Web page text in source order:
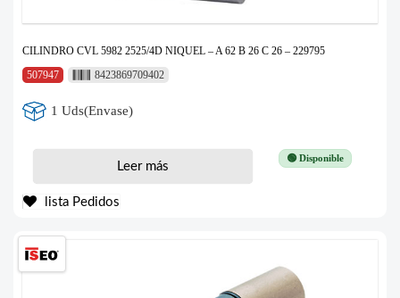
CILINDRO CVL 5982 2525/4D NIQUEL – A 62 B 26 C 26 – 229795
507947
8423869709402
1 Uds(Envase)
🟢 Disponible
Leer más
lista Pedidos